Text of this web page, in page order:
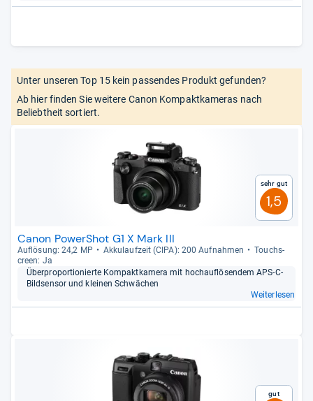
Unter unseren Top 15 kein passendes Produkt gefunden?
Ab hier finden Sie weitere Canon Kompaktkameras nach
Beliebtheit sortiert.
Sehr gut
1,5
Canon PowerShot G1 X Mark III
Auf­lö­sung: 24,2 MP Akku­lauf­zeit (CIPA): 200 Auf­nah­men
Touch­s­
creen: Ja
Über­pro­por­tio­nierte Kom­pakt­ka­mera mit hoch­auf­lö­sen­dem APS-​C-​
Bild­sen­sor und klei­nen Schwä­chen
Weiterlesen
Gut